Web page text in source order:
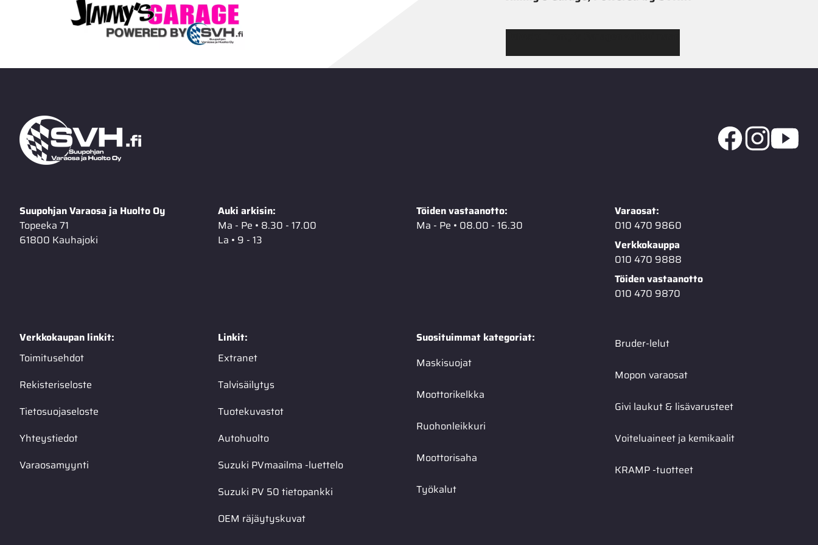
Suupohjan Varaosa ja Huolto Oy
Topeeka 71
61800 Kauhajoki
Auki arkisin:
Ma - Pe • 8.30 - 17.00
La • 9 - 13
Töiden vastaanotto:
Ma - Pe • 08.00 - 16.30
Varaosat:
010 470 9860
Verkkokauppa
010 470 9888
Töiden vastaanotto
010 470 9870
Verkkokaupan linkit:
Toimitusehdot
Rekisteriseloste
Tietosuojaseloste
Yhteystiedot
Varaosamyynti
Linkit:
Extranet
Talvisäilytys
Tuotekuvastot
Autohuolto
Suzuki PVmaailma -luettelo
Suzuki PV 50 tietopankki
OEM räjäytyskuvat
Suosituimmat kategoriat:
Maskisuojat
Moottorikelkka
Ruohonleikkuri
Moottorisaha
Työkalut
Bruder-lelut
Mopon varaosat
Givi laukut & lisävarusteet
Voiteluaineet ja kemikaalit
KRAMP -tuotteet